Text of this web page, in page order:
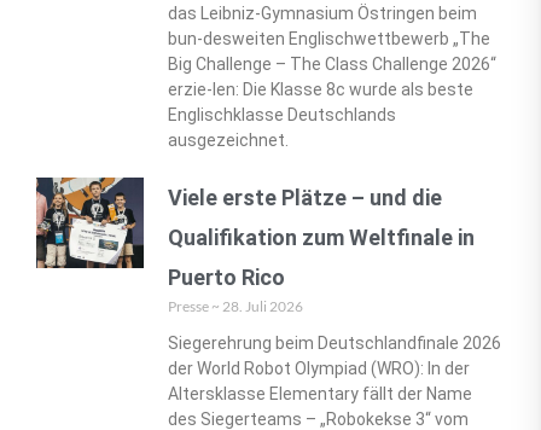
das Leibniz-Gymnasium Östringen beim
bun-desweiten Englischwettbewerb „The
Big Challenge – The Class Challenge 2026“
erzie-len: Die Klasse 8c wurde als beste
Englischklasse Deutschlands
ausgezeichnet.
Viele erste Plätze – und die
Qualifikation zum Weltfinale in
Puerto Rico
Presse 28. Juli 2026
Siegerehrung beim Deutschlandfinale 2026
der World Robot Olympiad (WRO): In der
Altersklasse Elementary fällt der Name
des Siegerteams – „Robokekse 3“ vom